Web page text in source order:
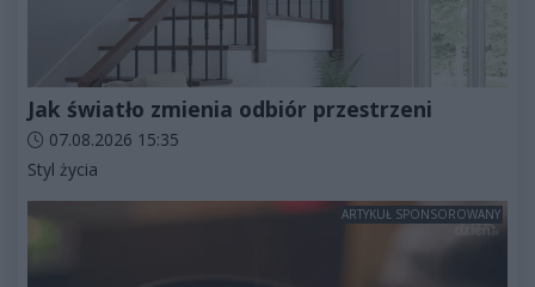
Jak światło zmienia odbiór przestrzeni
Data dodania artykułu:
07.08.2026 15:35
Kategorie artykułu:
Styl życia
ARTYKUŁ SPONSOROWANY